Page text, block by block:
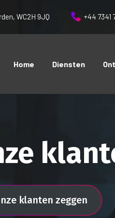
WC2H 9JQ +44 7341
Home Diensten
klanten zeggen